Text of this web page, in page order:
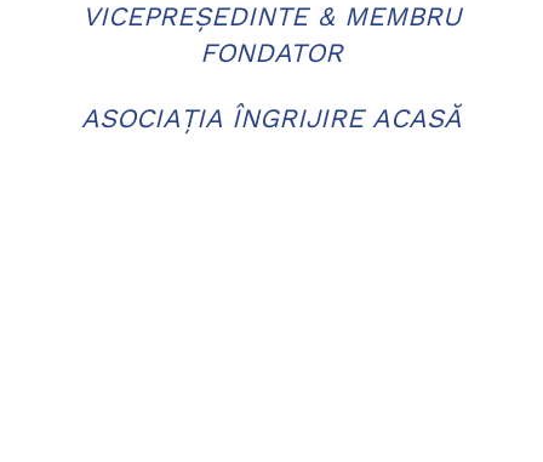
VICEPREȘEDINTE & MEMBRU
FONDATOR
ASOCIAȚIA ÎNGRIJIRE ACASĂ